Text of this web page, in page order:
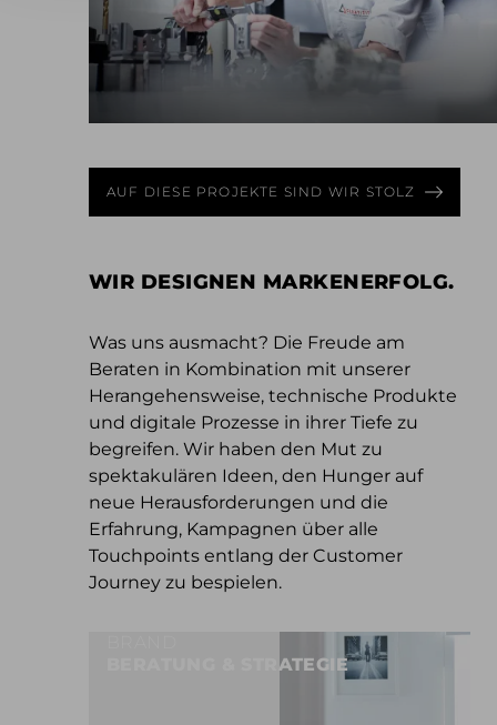
AUF DIESE PROJEKTE SIND WIR STOLZ
WIR DESIGNEN MARKENERFOLG.
Was uns ausmacht? Die Freude am
Beraten in Kombination mit unserer
Herangehensweise, technische Produkte
und digitale Prozesse in ihrer Tiefe zu
begreifen. Wir haben den Mut zu
spektakulären Ideen, den Hunger auf
neue Herausforderungen und die
Erfahrung, Kampagnen über alle
Touchpoints entlang der Customer
Journey zu bespielen.
BERATUNG & STRATEGIE